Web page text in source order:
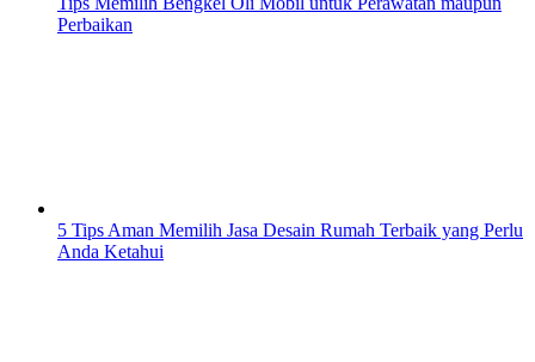
Perbaikan
5 Tips Aman Memilih Jasa Desain Rumah Terbaik yang Perlu
Anda Ketahui